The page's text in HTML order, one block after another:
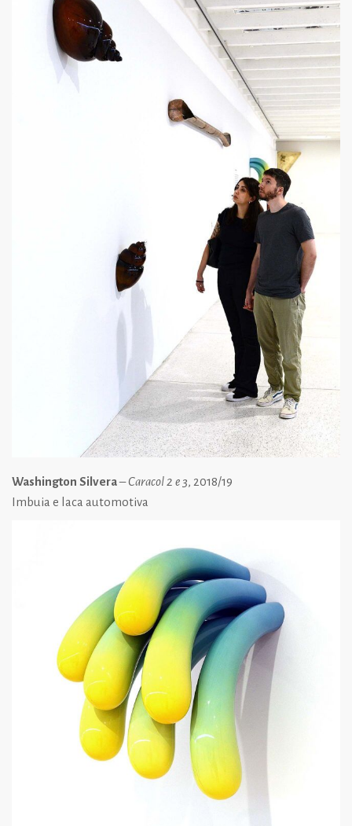
Washington Silvera–Caracol 2 e 3, 2018/19
Imbuia e laca automotiva